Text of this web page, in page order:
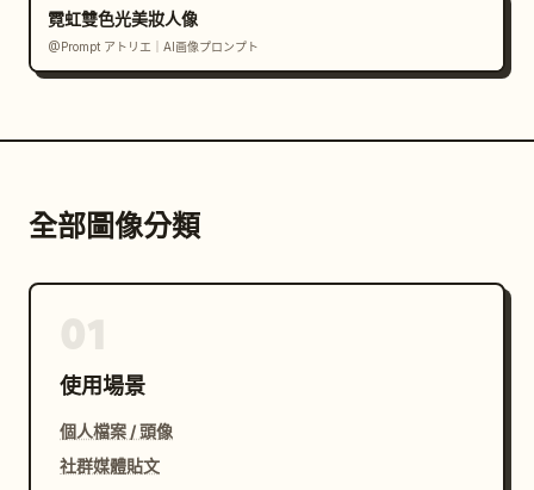
霓虹雙色光美妝人像
@Prompt アトリエ｜AI画像プロンプト
全部圖像分類
使用場景
個人檔案 / 頭像
社群媒體貼文